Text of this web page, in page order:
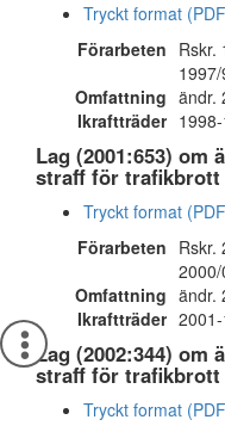
Tryckt format
Förarbeten Rskr.
Omfattning ändr.
Ikraftträder
Lag (2001:653) om
straff för trafikbrott
Tryckt format
Förarbeten Rskr.
Omfattning ändr.
Ikraftträder
Lag (2002:344) om
straff för trafikbrott
Tryckt format